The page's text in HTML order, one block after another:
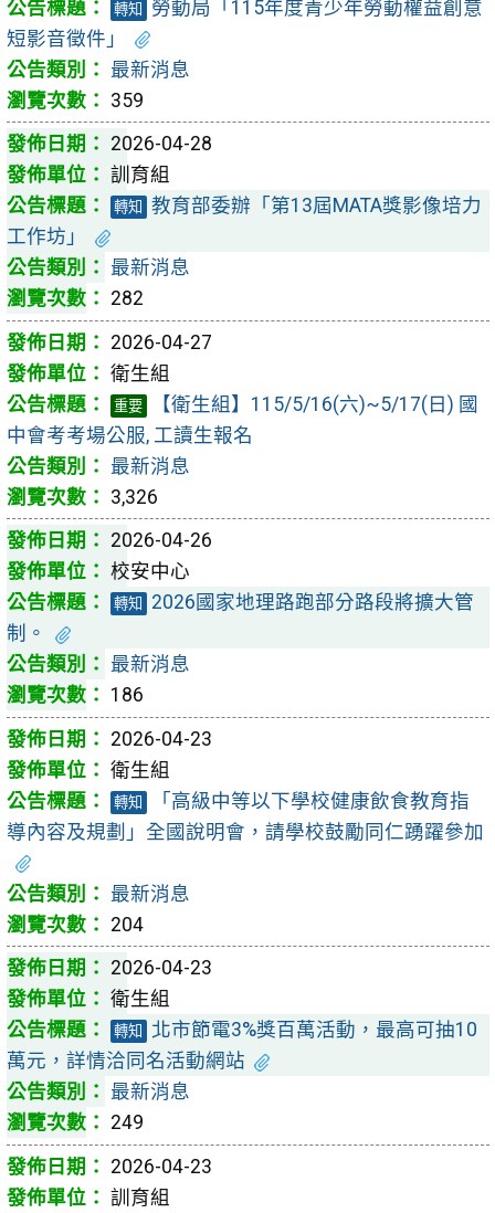
轉知
勞動局「115年度青少年勞動權益創意
短影音徵件」
最新消息
359
2026-04-28
訓育組
轉知
教育部委辦「第13屆MATA獎影像培力
工作坊」
最新消息
282
2026-04-27
衛生組
重要
【衛生組】115/5/16(六)~5/17(日) 國
中會考考場公服, 工讀生報名
最新消息
3,326
2026-04-26
校安中心
轉知
2026國家地理路跑部分路段將擴大管
制。
最新消息
186
2026-04-23
衛生組
轉知
「高級中等以下學校健康飲食教育指
導內容及規劃」全國說明會，請學校鼓勵同仁踴躍參加
最新消息
204
2026-04-23
衛生組
轉知
北市節電3%獎百萬活動，最高可抽10
萬元，詳情洽同名活動網站
最新消息
249
2026-04-23
訓育組